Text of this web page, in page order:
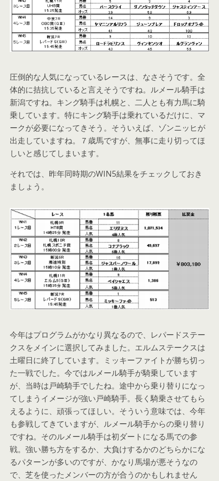
圧倒的な人気になっているレースは、なさそうです。全
体的に拮抗していると言えそうですね。ルメール騎手は
新潟ですね。キング騎手は札幌と、二人とも有力馬に騎
乗しています。特にキング騎手は乗れているだけに、マ
ークが必要になってきそう。そういえば、ゾンニッヒが
出走していますね。７歳馬ですが、無事に走り切ってほ
しいと感じてしまいます。
それでは、昨年同時期のWIN5結果をチェックしておき
ましょう。
今年はプログラムがかなり異なるので、レパードステー
クスをメインに選択してみました。エルムステークスは
土曜日に終了しています。ミッキーファイトが勝ち切っ
た一戦でした。今ではルメール騎手が騎乗しています
が、当時は戸崎騎手でしたね。途中から乗り替りになっ
てしまうイメージが強い戸崎騎手。長く騎乗させてもら
えるように、頑張ってほしい。そういう意味では、今年
も参戦してきていますが、ルメール騎手からの乗り替り
ですね。そのルメール騎手は初ダートになる馬での参
戦。強い勝ち方をするか、大負けするかのどちらかにな
るパターンが多いのですが、かなり馬場が悪そうなの
で、芝を使ったメンバーの方が合うのかもしれません